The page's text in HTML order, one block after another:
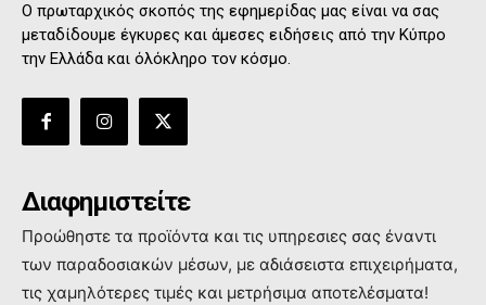
Ο πρωταρχικός σκοπός της εφημερίδας μας είναι να σας
μεταδίδουμε έγκυρες και άμεσες ειδήσεις από την Κύπρο
την Ελλάδα και όλόκληρο τον κόσμο.
Διαφημιστείτε
Προώθηστε τα προϊόντα και τις υπηρεσιες σας έναντι
των παραδοσιακών μέσων, με αδιάσειστα επιχειρήματα,
τις χαμηλότερες τιμές και μετρήσιμα αποτελέσματα!